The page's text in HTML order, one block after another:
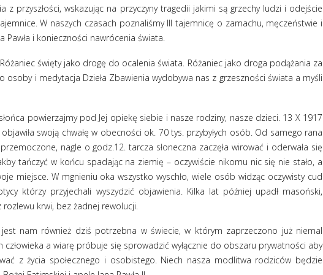
z przyszłości, wskazując na przyczyny tragedii jakimi są grzechy ludzi i odejście
W naszych czasach poznaliśmy III tajemnicę o zamachu, męczeństwie i
Pawła i konieczności nawrócenia świata.
święty jako drogę do ocalenia świata. Różaniec jako droga podążania za
osoby i medytacja Dzieła Zbawienia wydobywa nas z grzeszności świata a myśli
powierzajmy pod Jej opiekę siebie i nasze rodziny, nasze dzieci. 13 X 1917
swoją chwałę w obecności ok. 70 tys. przybyłych osób. Od samego rana
nagle o godz.12. tarcza słoneczna zaczęła wirować i oderwała się
tańczyć w końcu spadając na ziemię – oczywiście nikomu nic się nie stało, a
miejsce. W mgnieniu oka wszystko wyschło, wiele osób widząc oczywisty cud
którzy przyjechali wyszydzić objawienia. Kilka lat później upadł masoński,
krwi, bez żadnej rewolucji.
jest nam również dziś potrzebna w świecie, w którym zaprzeczono już niemal
a wiarę próbuje się sprowadzić wyłącznie do obszaru prywatności aby
z życia społecznego i osobistego. Niech nasza modlitwa rodziców będzie